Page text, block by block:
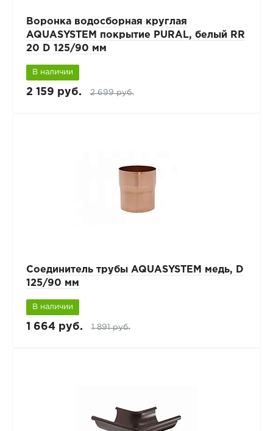
Воронка водосборная круглая
AQUASYSTEM покрытие PURAL, белый RR
20 D 125/90 мм
В наличии
2 159 руб. 2 699 руб.
Соединитель трубы AQUASYSTEM медь, D
125/90 мм
В наличии
1 664 руб. 1 891 руб.